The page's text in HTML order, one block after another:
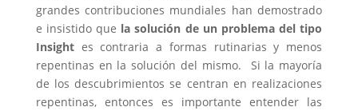
grandes contribuciones mundiales han demostrado
e insistido que la solución de un problema del tipo
Insightes contraria a formas rutinarias y menos
repentinas en la solución del mismo. Si la mayoría
de los descubrimientos se centran en realizaciones
repentinas, entonces es importante entender las